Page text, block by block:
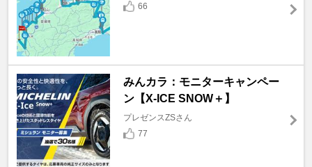
66
みんカラ：モニターキャンペー
ン【X-ICE SNOW＋】
プレゼンスZSさん
77